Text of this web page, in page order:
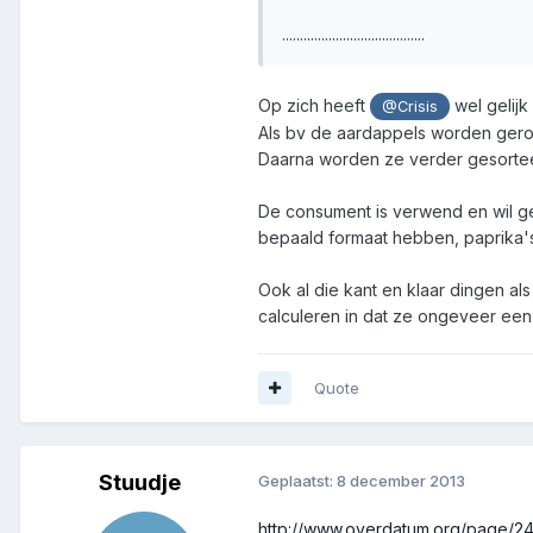
........................................
Op zich heeft @Crisis
wel gelijk
Als bv de aardappels worden
Daarna worden ze verder
De consument is verwend en wil
bepaald formaat hebben,
Ook al die kant en klaar dingen
calculeren in dat ze ongeveer
Quote
Stuudje Geplaatst: 8 december 2013
http://www.overdatum.org/page/